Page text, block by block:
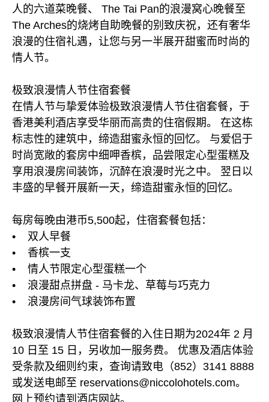
人的六道菜晚餐、 The Tai Pan的浪漫窝心晚餐至
The Arches的烧烤自助晚餐的别致庆祝，还有奢华
浪漫的住宿礼遇，让您与另一半展开甜蜜而时尚的
情人节。
极致浪漫情人节住宿套餐
在情人节与挚爱体验极致浪漫情人节住宿套餐，于
香港美利酒店享受华丽而高贵的住宿假期。 在这栋
标志性的建筑中，缔造甜蜜永恒的回忆。 与爱侣于
时尚宽敞的套房中细呷香槟，品尝限定心型蛋糕及
享用浪漫房间装饰，沉醉在浪漫时光之中。 翌日以
丰盛的早餐开展新一天，缔造甜蜜永恒的回忆。
每房每晚由港币5,500起，住宿套餐包括：
• 双人早餐
• 香槟一支
• 情人节限定心型蛋糕一个
• 浪漫甜点拼盘 - 马卡龙、草莓与巧克力
• 浪漫房间气球装饰布置
极致浪漫情人节住宿套餐的入住日期为2024年 2 月
10 日至 15 日，另收加一服务费。 优惠及酒店体验
受条款及细则约束，查询请致电（852）3141 8888
或发送电邮至 reservations@niccolohotels.com。
网上预约请到酒店网站。